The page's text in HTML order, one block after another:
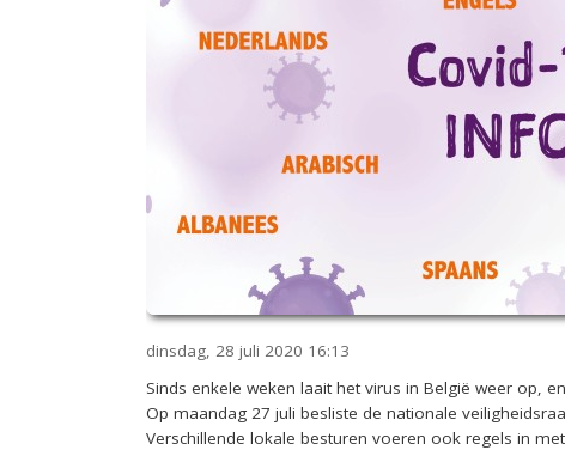
dinsdag, 28 juli 2020 16:13
Sinds enkele weken laait het virus in België weer op,
Op maandag 27 juli besliste de nationale
Verschillende lokale besturen voeren ook regels in